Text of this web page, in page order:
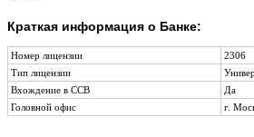
Краткая информация о Банке:
Номер лицензии
2306
Тип лицензии
Вхождение в ССВ
Да
Головной офис
г.